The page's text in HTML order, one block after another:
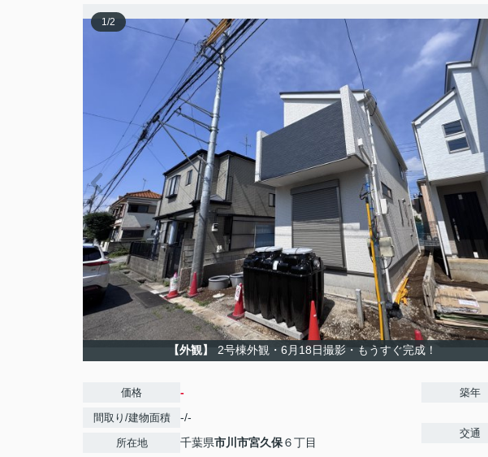
1/2
【外観】 2号棟外観・6月18日撮影・もうすぐ完成！
価格 -
間取り/建物面積 -/-
所在地 千葉県市川市宮久保６丁目
築年
交通